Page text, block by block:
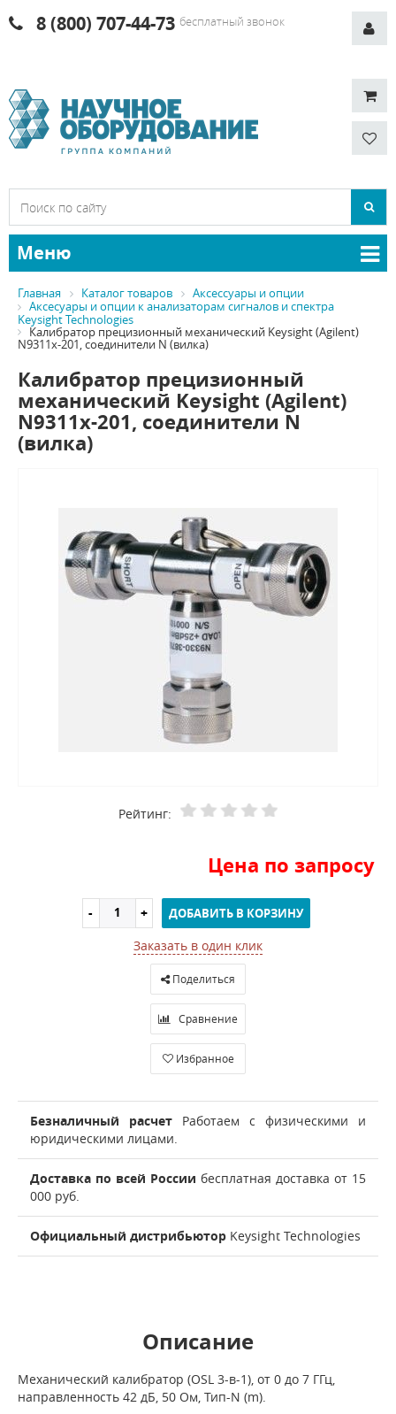
8 (800) 707-44-73 бесплатный звонок
Меню
Главная Каталог товаров
Аксессуары и опции
Аксесуары и опции к анализаторам сигналов и спектра
Keysight Technologies
Калибратор прецизионный механический Keysight (Agilent)
N9311х-201, соединители N (вилка)
Калибратор прецизионный
механический Keysight (Agilent)
N9311х-201, соединители N
(вилка)
Рейтинг:
Цена по запросу
ДОБАВИТЬ В КОРЗИНУ
Заказать в один клик
Поделиться
Сравнение
Избранное
Безналичный расчет Работаем с физическими и
юридическими лицами.
Доставка по всей России бесплатная доставка от 15
000 руб.
Официальный дистрибьютор Keysight Technologies
Описание
Механический калибратор (OSL 3-в-1), от 0 до 7 ГГц,
направленность 42 дБ, 50 Ом, Тип-N (m).